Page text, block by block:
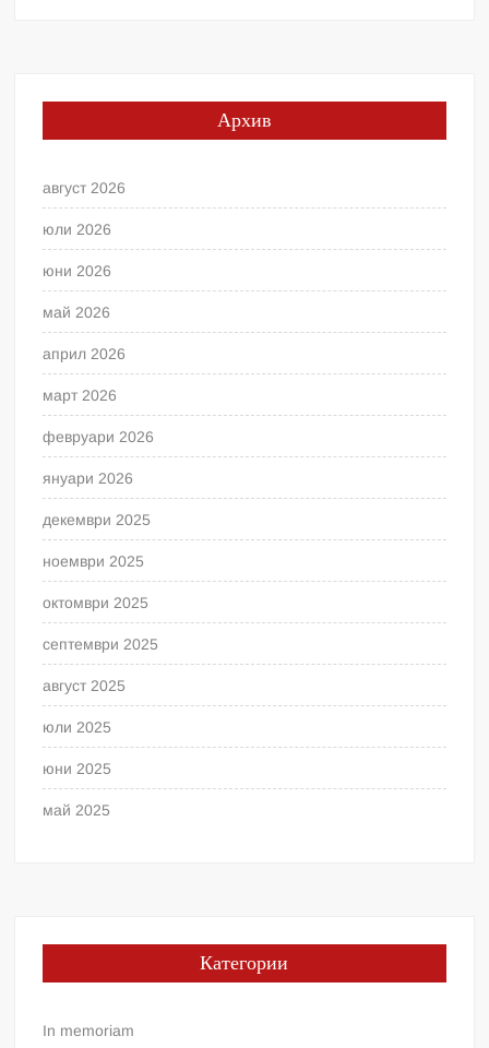
Архив
август 2026
юли 2026
юни 2026
май 2026
април 2026
март 2026
февруари 2026
януари 2026
декември 2025
ноември 2025
октомври 2025
септември 2025
август 2025
юли 2025
юни 2025
май 2025
Категории
In memoriam